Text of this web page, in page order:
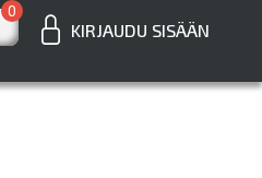
0
KIRJAUDU SISÄÄN